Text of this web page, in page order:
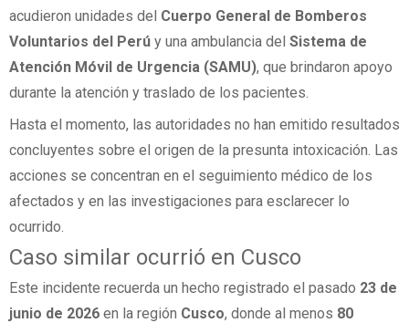
acudieron unidades del Cuerpo General de Bomberos
Voluntarios del Perú y una ambulancia del Sistema de
Atención Móvil de Urgencia (SAMU), que brindaron apoyo
durante la atención y traslado de los pacientes.
Hasta el momento, las autoridades no han emitido resultados
concluyentes sobre el origen de la presunta intoxicación. Las
acciones se concentran en el seguimiento médico de los
afectados y en las investigaciones para esclarecer lo
ocurrido.
Caso similar ocurrió en Cusco
Este incidente recuerda un hecho registrado el pasado 23 de
junio de 2026 en la región Cusco, donde al menos 80